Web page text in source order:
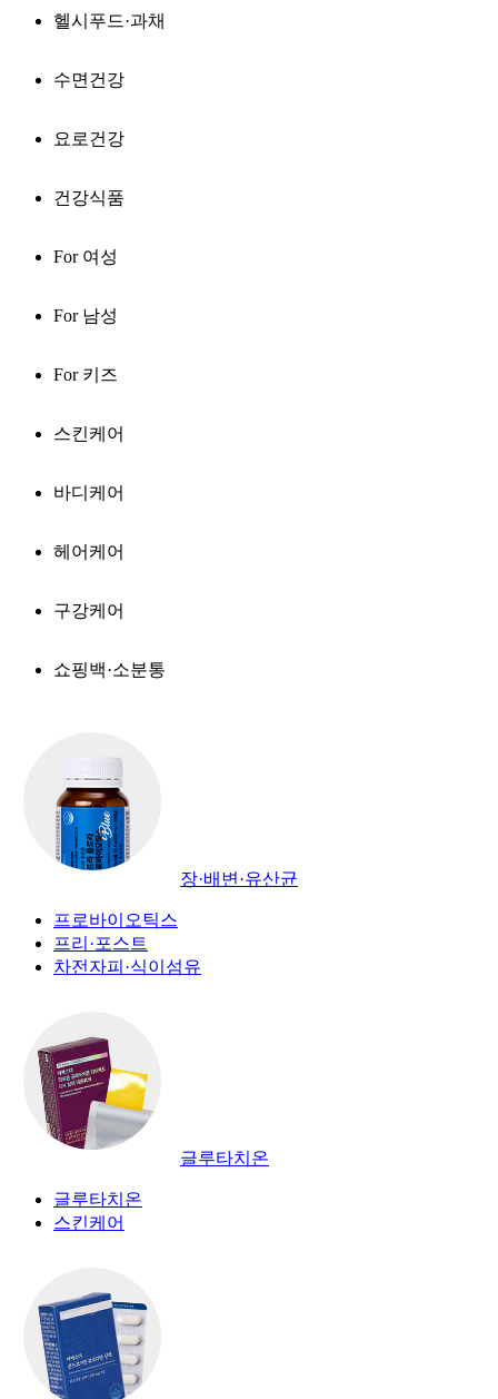
헬시푸드·과채
수면건강
요로건강
건강식품
For 여성
For 남성
For 키즈
스킨케어
바디케어
헤어케어
구강케어
쇼핑백·소분통
장·배변·유산균
프로바이오틱스
프리·포스트
차전자피·식이섬유
글루타치온
글루타치온
스킨케어